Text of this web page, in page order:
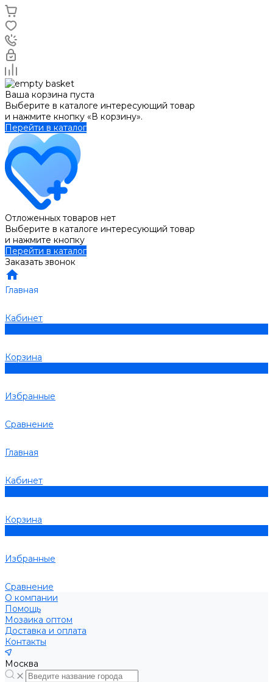
Ваша корзина пуста
Выберите в каталоге интересующий товар
и нажмите кнопку «В корзину».
Перейти в каталог
Отложенных товаров нет
Выберите в каталоге интересующий товар
и нажмите кнопку
Перейти в каталог
Заказать звонок
Главная
Кабинет
Корзина
Избранные
Сравнение
Главная
Кабинет
Корзина
Избранные
Сравнение
О компании
Помощь
Мозаика оптом
Доставка и оплата
Контакты
Москва